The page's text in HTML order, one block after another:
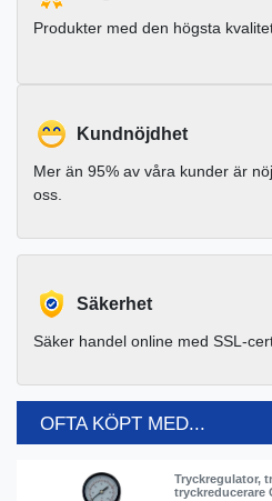
Produkter med den högsta
Kundnöjdhet
Mer än 95% av våra kunder är
oss.
Säkerhet
Säker handel online med SSL-
OFTA KÖPT MED...
Tryckregulator,
tryckreducerare